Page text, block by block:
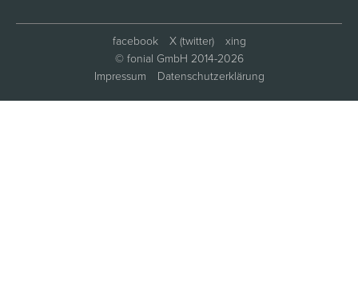
facebook X (twitter)
xing
© fonial GmbH 2014-2026
Impressum
Datenschutzerklärung